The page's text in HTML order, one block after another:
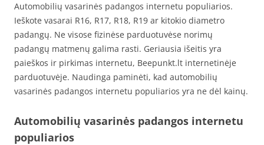
Automobilių vasarinės padangos internetu populiarios.
Ieškote vasarai R16, R17, R18, R19 ar kitokio diametro
padangų. Ne visose fizinėse parduotuvėse norimų
padangų matmenų galima rasti. Geriausia išeitis yra
paieškos ir pirkimas internetu, Beepunkt.lt internetinėje
parduotuvėje. Naudinga paminėti, kad automobilių
vasarinės padangos internetu populiarios yra ne dėl kainų.
Automobilių vasarinės padangos internetu
populiarios